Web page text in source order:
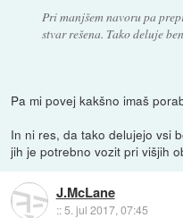
Pri manjšem navoru pa
stvar rešena. Tako deluje
Pa mi povej kakšno imaš
In ni res, da tako delujejo vsi
jih je potrebno vozit pri višjih
J.McLane
::5. jul 2017, 07:45